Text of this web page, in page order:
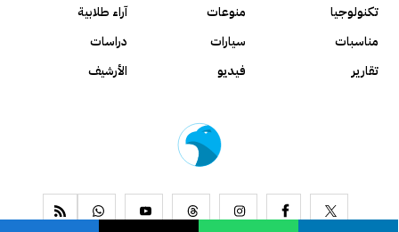
تكنولوجيا
منوعات
آراء طلابية
مناسبات
سيارات
دراسات
تقارير
فيديو الأرشيف